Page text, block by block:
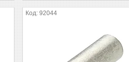
92044